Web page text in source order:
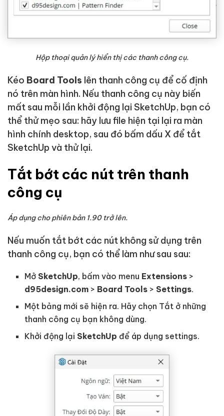
Hộp thoại quản lý hiển thị các thanh công cụ.
Kéo Board Tools lên thanh công cụ để cố định
nó trên màn hình. Nếu thanh công cụ này biến
mất sau mỗi lần khởi động lại SketchUp, bạn có
thể thử mẹo sau: hãy lưu file hiện tại lại ra màn
hình chính desktop, sau đó bấm dấu X để tắt
SketchUp và thử lại.
Tắt bớt các nút trên thanh
công cụ
Áp dụng cho phiên bản 1.90 trở lên.
Nếu muốn tắt bớt các nút không sử dụng trên
thanh công cụ, bạn có thể làm như sau sau:
Mở SketchUp, bấm vào menu Extensions >
d95design.com > Board Tools > Settings.
Một bảng mới sẽ hiện ra. Hãy chọn Tắt ở những
thanh công cụ bạn không dùng.
Khởi động lại SketchUp để áp dụng settings.